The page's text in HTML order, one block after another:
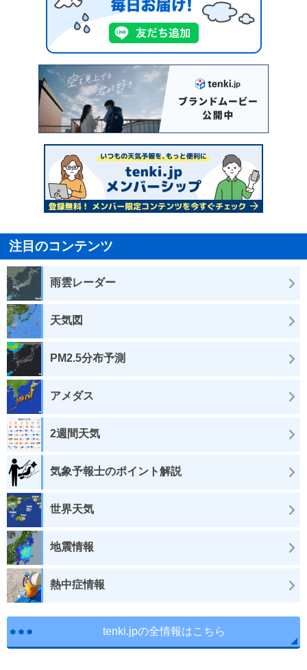
注目のコンテンツ
雨雲レーダー
天気図
PM2.5分布予測
アメダス
2週間天気
気象予報士のポイント解説
世界天気
地震情報
熱中症情報
tenki.jpの全情報はこちら